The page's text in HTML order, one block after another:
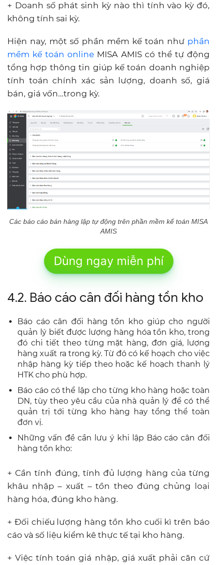
+ Doanh số phát sinh kỳ nào thì tính vào kỳ đó,
không tính sai kỳ.
Hiện nay, một số phần mềm kế toán như phần
mềm kế toán online MISA AMIS có thể tự động
tổng hợp thông tin giúp kế toán doanh nghiệp
tính toán chính xác sản lượng, doanh số, giá
bán, giá vốn…trong kỳ.
Các báo cáo bán hàng lập tự động trên phần mềm kế toán MISA
AMIS
Dùng ngay miễn phí
4.2. Báo cáo cân đối hàng tồn kho
Báo cáo cân đối hàng tồn kho giúp cho người
quản lý biết được lượng hàng hóa tồn kho, trong
đó chi tiết theo từng mặt hàng, đơn giá, lượng
hàng xuất ra trong kỳ. Từ đó có kế hoạch cho việc
nhập hàng kỳ tiếp theo hoặc kế hoạch thanh lý
HTK cho phù hợp.
Báo cáo có thể lập cho từng kho hàng hoặc toàn
DN, tùy theo yêu cầu của nhà quản lý để có thể
quản trị tới từng kho hàng hay tổng thể toàn
đơn vị.
Những vấn đề cần lưu ý khi lập Báo cáo cân đối
hàng tồn kho:
+ Cần tính đúng, tính đủ lượng hàng của từng
khâu nhập – xuất – tồn theo đúng chủng loại
hàng hóa, đúng kho hàng.
+ Đối chiếu lượng hàng tồn kho cuối kì trên báo
cáo và số liệu kiểm kê thực tế tại kho hàng.
+ Việc tính toán giá nhập, giá xuất phải căn cứ